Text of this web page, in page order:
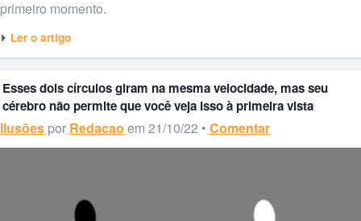
primeiro momento.
Ler o artigo
Esses dois círculos giram na mesma velocidade, mas seu
cérebro não permite que você veja isso à primeira vista
Ilusões por Redacao em 21/10/22 • Comentar